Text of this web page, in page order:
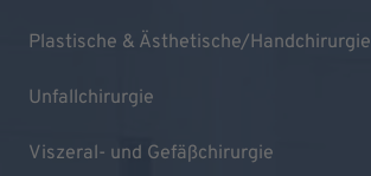
Plastische & Ästhetische/Handchirurgie
Unfallchirurgie
Viszeral- und Gefäßchirurgie